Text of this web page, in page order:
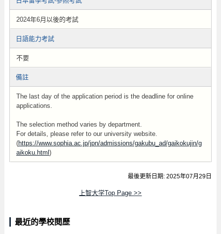
2024年6月以後的考試
日語能力考試
不要
備註
The last day of the application period is the deadline for online
applications.
The selection method varies by department.
For details, please refer to our university website.
(https://www.sophia.ac.jp/jpn/admissions/gakubu_ad/gaikokujin/g
aikoku.html )
最後更新日期: 2025年07月29日
上智大学Top Page >>
最近的學校閱歷